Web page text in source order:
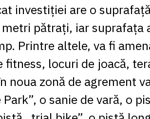
investiției are o
pătrați, iar suprafața
Printre altele, va fi
fitness, locuri de joacă,
noua zonă de agrement
Park”, o sanie de vară, o